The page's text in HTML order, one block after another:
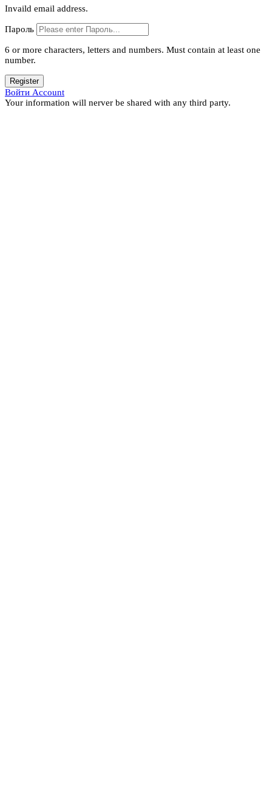
Invaild email address.
Пароль
6 or more characters, letters and numbers. Must contain at least one
number.
Register
Войти Account
Your information will nerver be shared with any third party.